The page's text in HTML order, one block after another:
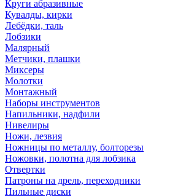
Круги абразивные
Кувалды, кирки
Лебёдки, таль
Лобзики
Малярный
Метчики, плашки
Миксеры
Молотки
Монтажный
Наборы инструментов
Напильники, надфили
Нивелиры
Ножи, лезвия
Ножницы по металлу, болторезы
Ножовки, полотна для лобзика
Отвертки
Патроны на дрель, переходники
Пильные диски